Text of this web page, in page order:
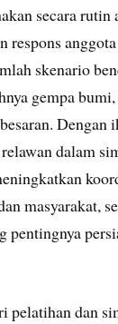
secara rutin
respons
skenario
gempa
Dengan
relawan dalam
masyarakat,
pentingnya
pelatihan dan